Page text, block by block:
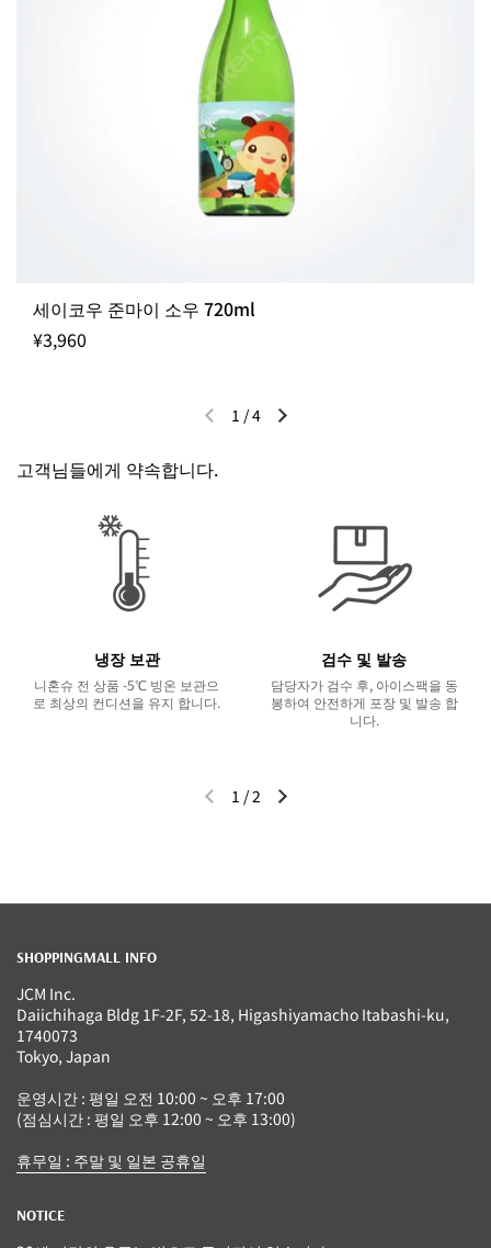
세이코우 준마이 소우 720ml
¥3,960
이전 슬라이드다음 슬라이드
1 /4
고객님들에게 약속합니다.
냉장 보관
니혼슈 전 상품 -5℃ 빙온 보관으
로 최상의 컨디션을 유지 합니다.
검수 및 발송
담당자가 검수 후, 아이스팩을 동
봉하여 안전하게 포장 및 발송 합
니다.
이전 슬라이드다음 슬라이드
1 /2
SHOPPINGMALL INFO
JCM Inc.
Daiichihaga Bldg 1F-2F, 52-18, Higashiyamacho Itabashi-ku,
1740073
Tokyo, Japan
운영시간 : 평일 오전 10:00 ~ 오후 17:00
(점심시간 : 평일 오후 12:00 ~ 오후 13:00)
휴무일 : 주말 및 일본 공휴일
NOTICE